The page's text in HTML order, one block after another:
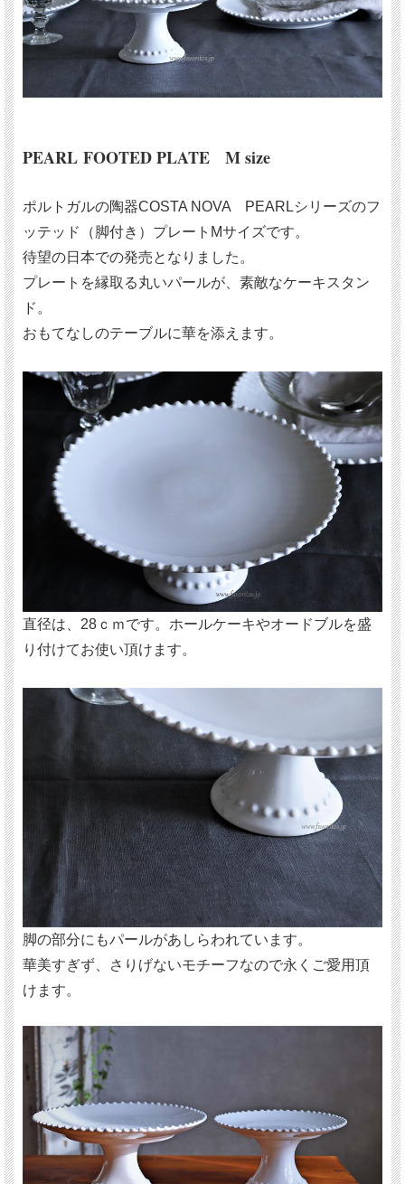
PEARL FOOTED PLATE M size
ポルトガルの陶器COSTA NOVA PEARLシリーズのフ
ッテッド（脚付き）プレートMサイズです。
待望の日本での発売となりました。
プレートを縁取る丸いパールが、素敵なケーキスタン
ド。
おもてなしのテーブルに華を添えます。
直径は、28ｃｍです。ホールケーキやオードブルを盛
り付けてお使い頂けます。
脚の部分にもパールがあしらわれています。
華美すぎず、さりげないモチーフなので永くご愛用頂
けます。